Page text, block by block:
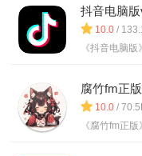
抖音电脑
10.0 /
《抖音电脑
腐竹fm正
10.0 /
《腐竹fm正